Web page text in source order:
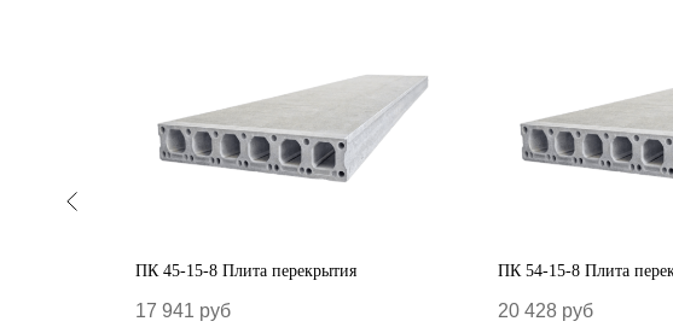
ПК 45-15-8 Плита перекрытия
17 941 руб
ПК 54-15-8 Плита
20 428 руб